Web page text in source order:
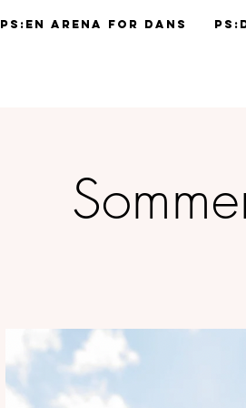
PS:En Arena for Dans